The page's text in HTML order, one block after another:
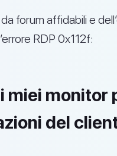
forum affidabili e
RDP 0x112f:
miei monitor
del